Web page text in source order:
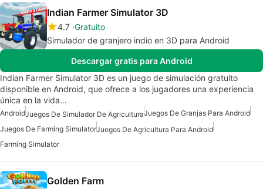
Indian Farmer Simulator 3D
4.7 Gratuito
Simulador de granjero indio en 3D para Android
Descargar gratis para Android
Indian Farmer Simulator 3D es un juego de simulación gratuito
disponible en Android, que ofrece a los jugadores una experiencia
única en la vida…
AndroidJuegos De Simulador De AgriculturaJuegos De Granjas Para Android
Juegos De Farming SimulatorJuegos De Agricultura Para Android
Farming Simulator
Golden Farm